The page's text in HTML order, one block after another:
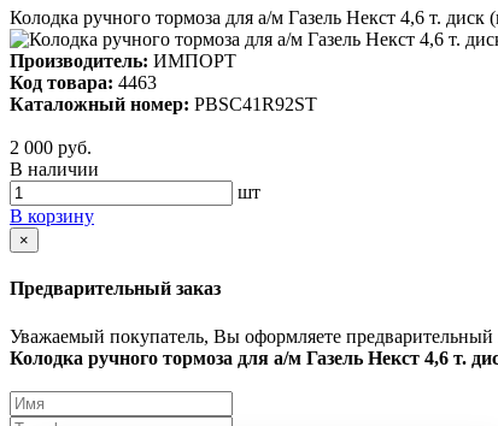
Колодка ручного тормоза для а/м Газель Некст 4,6 т.
Производитель: ИМПОРТ
Код товара: 4463
Каталожный номер: PBSC41R92ST
2 000 руб.
В наличии
шт
В корзину
×
Предварительный заказ
Уважаемый покупатель, Вы оформляете предварительный
Колодка ручного тормоза для а/м Газель Некст 4,6 т.